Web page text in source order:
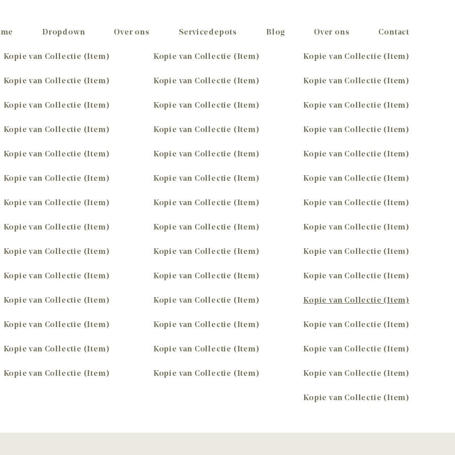
Dropdown Over ons Servicedepots Blog Over ons Contact
Kopie van Collectie (Item) Kopie van Collectie (Item) Kopie van Collectie (Item)
Kopie van Collectie (Item) Kopie van Collectie (Item) Kopie van Collectie (Item)
Kopie van Collectie (Item) Kopie van Collectie (Item) Kopie van Collectie (Item)
Kopie van Collectie (Item) Kopie van Collectie (Item) Kopie van Collectie (Item)
Kopie van Collectie (Item) Kopie van Collectie (Item) Kopie van Collectie (Item)
Kopie van Collectie (Item) Kopie van Collectie (Item) Kopie van Collectie (Item)
Kopie van Collectie (Item) Kopie van Collectie (Item) Kopie van Collectie (Item)
Kopie van Collectie (Item) Kopie van Collectie (Item) Kopie van Collectie (Item)
Kopie van Collectie (Item) Kopie van Collectie (Item) Kopie van Collectie (Item)
Kopie van Collectie (Item) Kopie van Collectie (Item) Kopie van Collectie (Item)
Kopie van Collectie (Item) Kopie van Collectie (Item) Kopie van Collectie (Item)
Kopie van Collectie (Item) Kopie van Collectie (Item) Kopie van Collectie (Item)
Kopie van Collectie (Item) Kopie van Collectie (Item) Kopie van Collectie (Item)
Kopie van Collectie (Item) Kopie van Collectie (Item) Kopie van Collectie (Item)
Kopie van Collectie (Item)